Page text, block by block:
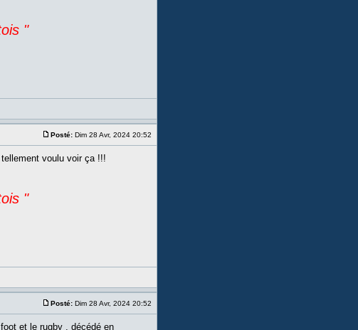
"
Posté: Dim 28 Avr, 2024 20:52
voulu voir ça !!!
"
Posté: Dim 28 Avr, 2024 20:52
et le rugby , décédé en